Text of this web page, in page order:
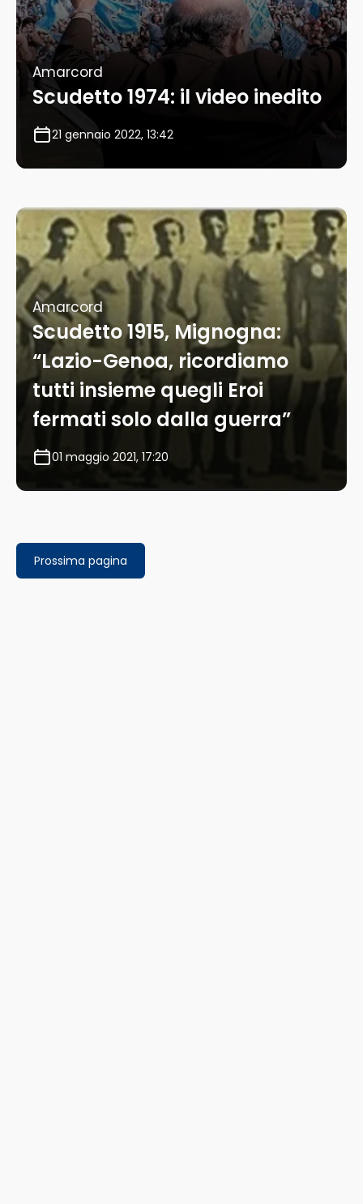
Amarcord
Scudetto 1974: il video inedito
21 gennaio 2022, 13:42
Amarcord
Scudetto 1915, Mignogna:
“Lazio-Genoa, ricordiamo
tutti insieme quegli Eroi
fermati solo dalla guerra”
01 maggio 2021, 17:20
Prossima pagina